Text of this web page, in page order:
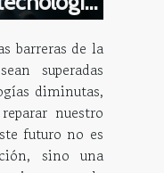
barreras de la
superadas
diminutas,
nuestro
futuro no es
sino una